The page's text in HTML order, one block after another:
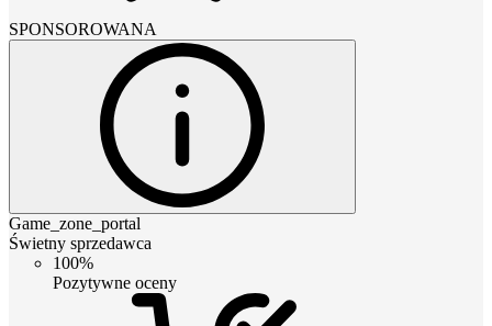
SPONSOROWANA
Game_zone_portal
Świetny sprzedawca
100%
Pozytywne oceny